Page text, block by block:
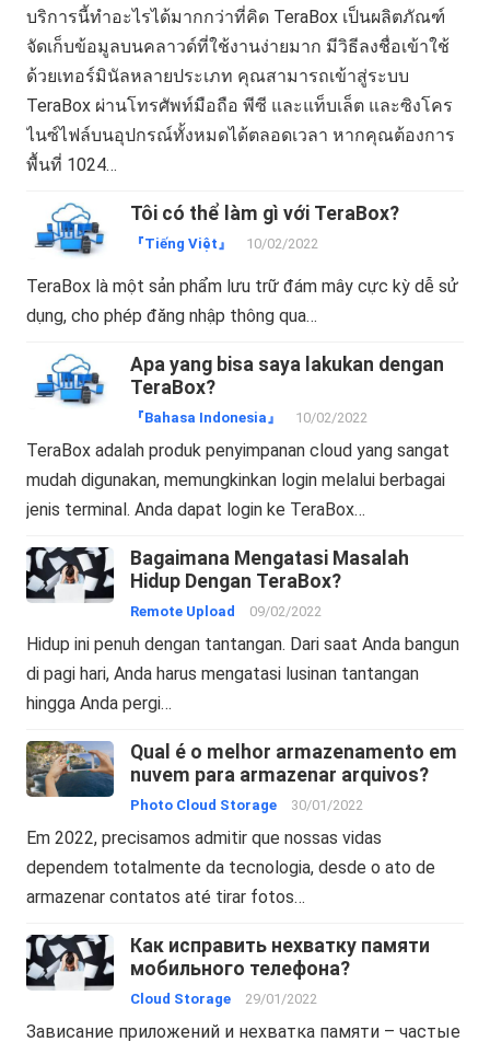
บริการนี้ทำอะไรได้มากกว่าที่คิด TeraBox เป็นผลิตภัณฑ์
จัดเก็บข้อมูลบนคลาวด์ที่ใช้งานง่ายมาก มีวิธีลงชื่อเข้าใช้
ด้วยเทอร์มินัลหลายประเภท คุณสามารถเข้าสู่ระบบ
TeraBox ผ่านโทรศัพท์มือถือ พีซี และแท็บเล็ต และซิงโคร
ไนซ์ไฟล์บนอุปกรณ์ทั้งหมดได้ตลอดเวลา หากคุณต้องการ
พื้นที่ 1024…
Tôi có thể làm gì với TeraBox?
『Tiếng Việt』 10/02/2022
TeraBox là một sản phẩm lưu trữ đám mây cực kỳ dễ sử
dụng, cho phép đăng nhập thông qua…
Apa yang bisa saya lakukan dengan
TeraBox?
『Bahasa Indonesia』 10/02/2022
TeraBox adalah produk penyimpanan cloud yang sangat
mudah digunakan, memungkinkan login melalui berbagai
jenis terminal. Anda dapat login ke TeraBox…
Bagaimana Mengatasi Masalah
Hidup Dengan TeraBox?
Remote Upload 09/02/2022
Hidup ini penuh dengan tantangan. Dari saat Anda bangun
di pagi hari, Anda harus mengatasi lusinan tantangan
hingga Anda pergi…
Qual é o melhor armazenamento em
nuvem para armazenar arquivos?
Photo Cloud Storage 30/01/2022
Em 2022, precisamos admitir que nossas vidas
dependem totalmente da tecnologia, desde o ato de
armazenar contatos até tirar fotos…
Как исправить нехватку памяти
мобильного телефона?
Cloud Storage 29/01/2022
Зависание приложений и нехватка памяти – частые